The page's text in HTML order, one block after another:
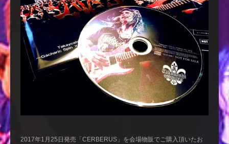
2017年1月25日発売「CERBERUS」を会場物販でご購入頂いたお